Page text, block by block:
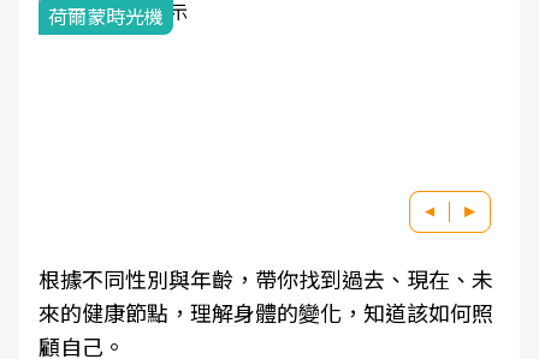
荷爾蒙時光機
根據不同性別與年齡，帶你找到過去、現在、未
來的健康節點，理解身體的變化，知道該如何照
顧自己。